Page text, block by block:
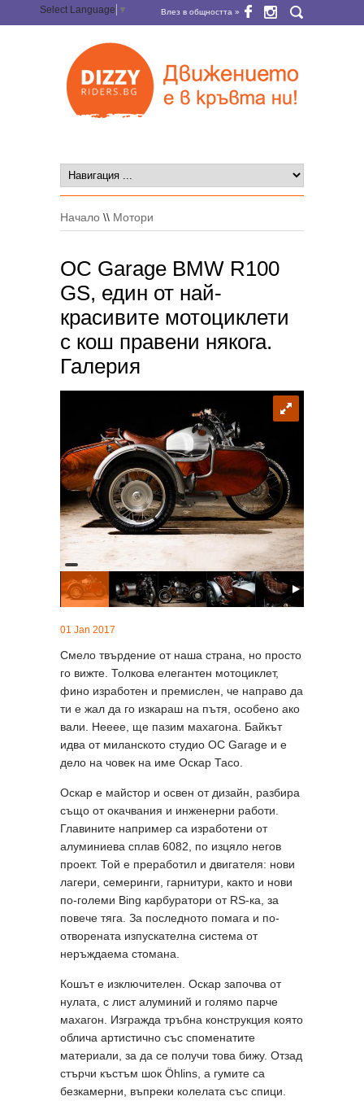
Select Language ▼ Влез в общността »
Начало \\ Мотори
OC Garage BMW R100
GS, един от най-
красивите мотоциклети
с кош правени някога.
Галерия
01 Jan 2017
Смело твърдение от наша страна, но просто
го вижте. Толкова елегантен мотоциклет,
фино изработен и премислен, че направо да
ти е жал да го изкараш на пътя, особено ако
вали. Нееее, ще пазим махагона. Байкът
идва от миланското студио OC Garage и е
дело на човек на име Оскар Тасо.
Оскар е майстор и освен от дизайн, разбира
също от окачвания и инженерни работи.
Главините например са изработени от
алуминиева сплав 6082, по изцяло негов
проект. Той е преработил и двигателя: нови
лагери, семеринги, гарнитури, както и нови
по-големи Bing карбуратори от RS-ка, за
повече тяга. За последното помага и по-
отворената изпускателна система от
неръждаема стомана.
Кошът е изключителен. Оскар започва от
нулата, с лист алуминий и голямо парче
махагон. Изгражда тръбна конструкция която
облича артистично със споменатите
материали, за да се получи това бижу. Отзад
стърчи къстъм шок Öhlins, a гумите са
безкамерни, въпреки колелата със спици.